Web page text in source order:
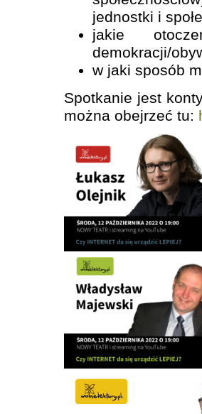
jednostki i
jakie
demokracji/
w jaki sposób
Spotkanie jest
można obejrzeć tu: